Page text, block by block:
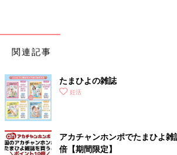
関連記事
たまひよの雑誌
妊活
アカチャンホンポでたまひよ
倍【期間限定】